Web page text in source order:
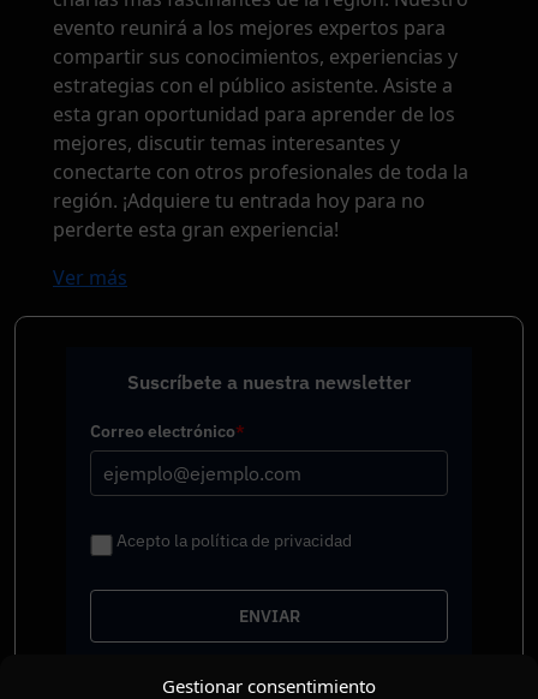
Gestionar consentimiento
evento reunirá a los mejores expertos para
compartir sus conocimientos, experiencias y
estrategias con el público asistente. Asiste a
esta gran oportunidad para aprender de los
mejores, discutir temas interesantes y
conectarte con otros profesionales de toda la
región. ¡Adquiere tu entrada hoy para no
perderte esta gran experiencia!
Ver más
Suscríbete a nuestra newsletter
Correo electrónico*
Acepto la política de privacidad
ENVIAR